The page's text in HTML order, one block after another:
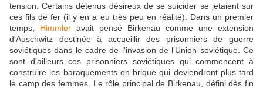
tension. Certains détenus désireux de se suicider se jetaient sur
ces fils de fer (il y en a eu très peu en réalité). Dans un premier
temps, Himmler avait pensé Birkenau comme une extension
d'Auschwitz destinée à accueillir des prisonniers de guerre
soviétiques dans le cadre de l'invasion de l'Union soviétique. Ce
sont d'ailleurs ces prisonniers soviétiques qui commencent à
construire les baraquements en brique qui deviendront plus tard
le camp des femmes. Le rôle principal de Birkenau, défini dès fin